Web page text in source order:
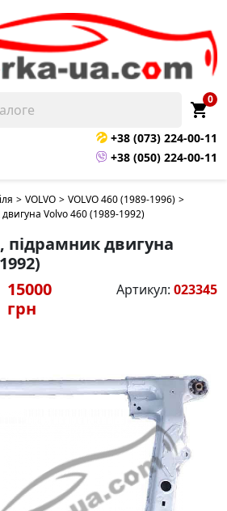
shopping_cart
0
+38 (073) 224-00-11
+38 (050) 224-00-11
> VOLVO > VOLVO 460 (1989-1996) >
Volvo 460 (1989-1992)
підрамник двигуна
15000
грн
Артикул: 023345